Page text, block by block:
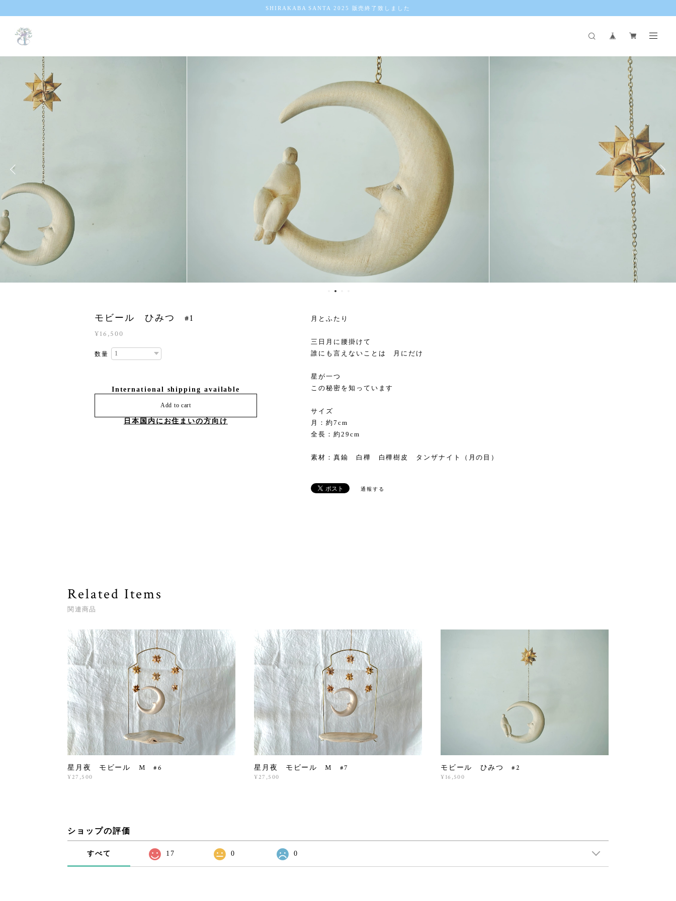
SHIRAKABA SANTA 2025 販売終了致しました
モビール ひみつ #1
¥16,500
数量
International shipping available
Add to cart
日本国内にお住まいの方向け
月とふたり
三日月に腰掛けて
誰にも言えないことは 月にだけ
星が一つ
この秘密を知っています
サイズ
月：約7cm
全長：約29cm
素材：真鍮 白樺 白樺樹皮 タンザナイト（月の目）
通報する
Related Items
関連商品
星月夜 モビール M #6
¥27,500
星月夜 モビール M #7
¥27,500
モビール ひみつ #2
¥16,500
ショップの評価
すべて 17 0 0